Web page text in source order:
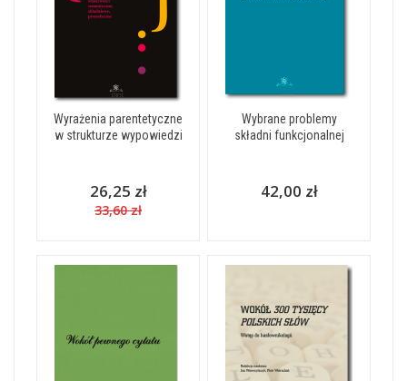
Wyrażenia parentetyczne
w strukturze wypowiedzi
26,25 zł
33,60 zł
Wybrane problemy
składni funkcjonalnej
42,00 zł